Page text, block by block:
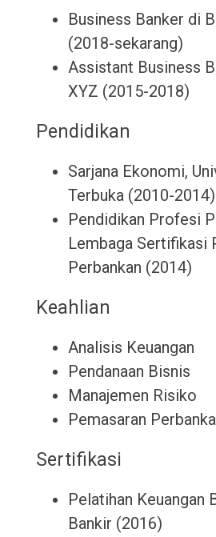
Business Banker di
(2018-sekarang)
Assistant Business
XYZ (2015-2018)
Pendidikan
Sarjana Ekonomi,
Terbuka (2010-2014)
Pendidikan Profesi
Lembaga Sertifikasi
Perbankan (2014)
Keahlian
Analisis Keuangan
Pendanaan Bisnis
Manajemen Risiko
Pemasaran
Sertifikasi
Pelatihan Keuangan
Bankir (2016)